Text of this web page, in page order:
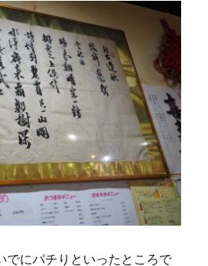
でにパチりといったところで